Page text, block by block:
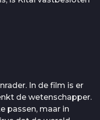
In de film is er
de wetenschapper.
passen, maar in